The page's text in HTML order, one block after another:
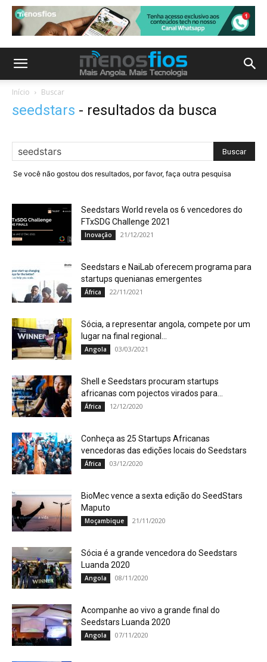
Início Buscar
seedstars - resultados da busca
Se você não gostou dos resultados, por favor, faça outra pesquisa
Seedstars World revela os 6 vencedores do
FTxSDG Challenge 2021
Inovação 21/12/2021
Seedstars e NaiLab oferecem programa para
startups quenianas emergentes
África 22/11/2021
Sócia, a representar angola, compete por um
lugar na final regional...
Angola 03/03/2021
Shell e Seedstars procuram startups
africanas com pojectos virados para...
África 12/12/2020
Conheça as 25 Startups Africanas
vencedoras das edições locais do Seedstars
África 03/12/2020
BioMec vence a sexta edição do SeedStars
Maputo
Moçambique 21/11/2020
Sócia é a grande vencedora do Seedstars
Luanda 2020
Angola 08/11/2020
Acompanhe ao vivo a grande final do
Seedstars Luanda 2020
Angola 07/11/2020